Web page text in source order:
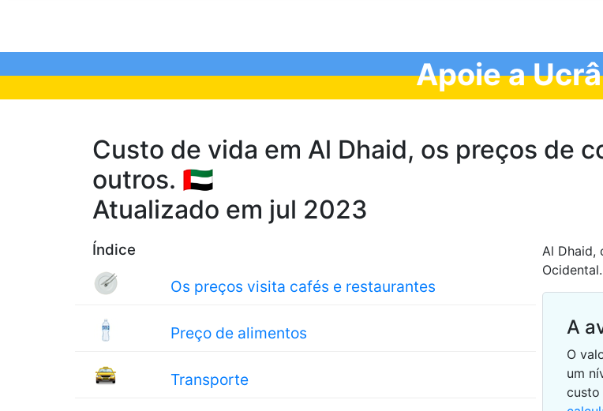
Apoie a
Custo de vida em Al Dhaid, os preços de
outros. 🇦🇪
Atualizado em jul 2023
Índice
Os preços visita cafés e restaurantes
Preço de alimentos
Transporte
Al Dhaid,
A
O
um
custo